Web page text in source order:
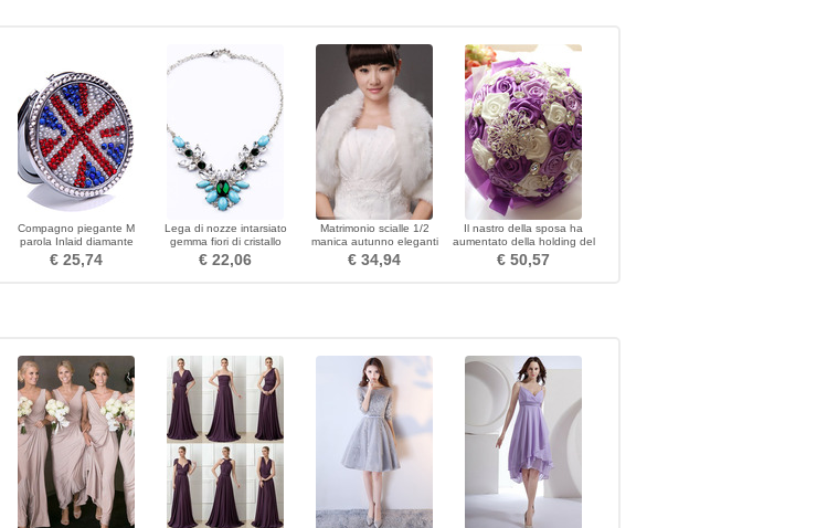
Compagno piegante M
parola Inlaid diamante
Retro Specchio Piccolo
all'ingrosso
€ 25,74
Lega di nozze intarsiato
gemma fiori di cristallo
collana & ciondolo
€ 22,06
Matrimonio scialle 1/2
manica autunno eleganti
piume Tinkerbell
€ 34,94
Il nastro della sposa ha
aumentato della holding del
nastro a nastro di colore
della perla di colore
€ 50,57